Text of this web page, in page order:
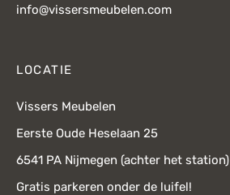
info@vissersmeubelen.com
LOCATIE
Vissers Meubelen
Eerste Oude Heselaan 25
6541 PA Nijmegen (achter het station)
Gratis parkeren onder de luifel!